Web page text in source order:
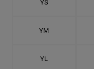
YS
YM
YL